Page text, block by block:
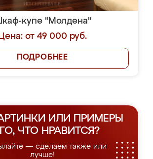
купе "Молдена"
Цена: от 49 000 руб.
ПОДРОБНЕЕ
ИЛИ ПРИМЕРЫ
ЧТО НРАВИТСЯ?
— сделаем также или
лучше!